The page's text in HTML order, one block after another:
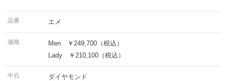
品番 エメ
価格
Men ￥249,700（税込）
Lady ￥210,100（税込）
中石 ダイヤモンド